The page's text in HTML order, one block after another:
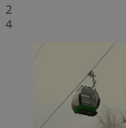
2
4